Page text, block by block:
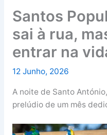
Santos
sai à rua,
entrar na
12 Junho, 2026
A noite de Santo
prelúdio de um mês